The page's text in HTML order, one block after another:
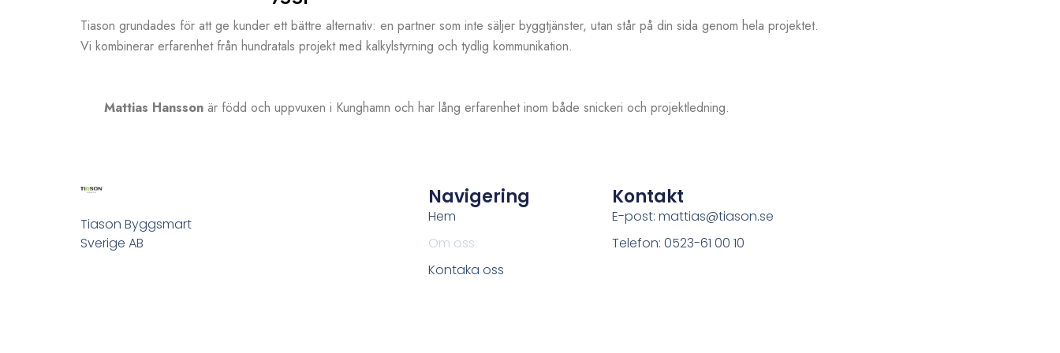
Tiason grundades för att ge kunder ett bättre alternativ: en partner som inte säljer byggtjänster, utan står på din sida genom hela projektet.
Vi kombinerar erfarenhet från hundratals projekt med kalkylstyrning och tydlig kommunikation.
Mattias Hansson är född och uppvuxen i Kunghamn och har lång erfarenhet inom både snickeri och projektledning.
Tiason Byggsmart
Sverige AB
Navigering
Hem
Om oss
Kontaka oss
Kontakt
E-post: mattias@tiason.se
Telefon: 0523-61 00 10